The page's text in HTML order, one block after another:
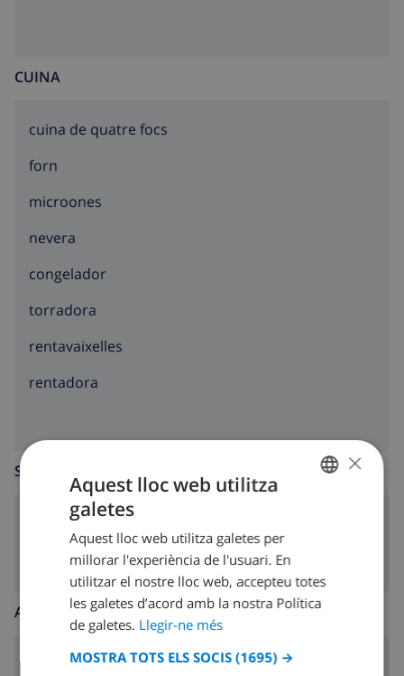
CUINA
cuina de quatre focs
forn
microones
nevera
congelador
torradora
rentavaixelles
rentadora
SALA D’ESTAR
llar de foc
ALTRES
seients pel saló 6
DUTCH
SPANISH
CATALAN
×
Aquest lloc web utilitza
galetes
Aquest lloc web utilitza galetes per
millorar l'experiència de l'usuari. En
utilitzar el nostre lloc web, accepteu totes
les galetes d’acord amb la nostra Política
de galetes. Llegir-ne més
MOSTRA TOTS ELS SOCIS (1695) →